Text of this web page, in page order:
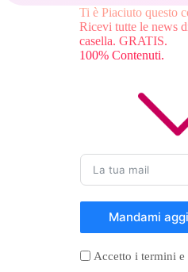
Ti è Piaciuto questo
Ricevi tutte le news
casella. GRATIS.
100% Contenuti.
Mandami
Accetto i termini